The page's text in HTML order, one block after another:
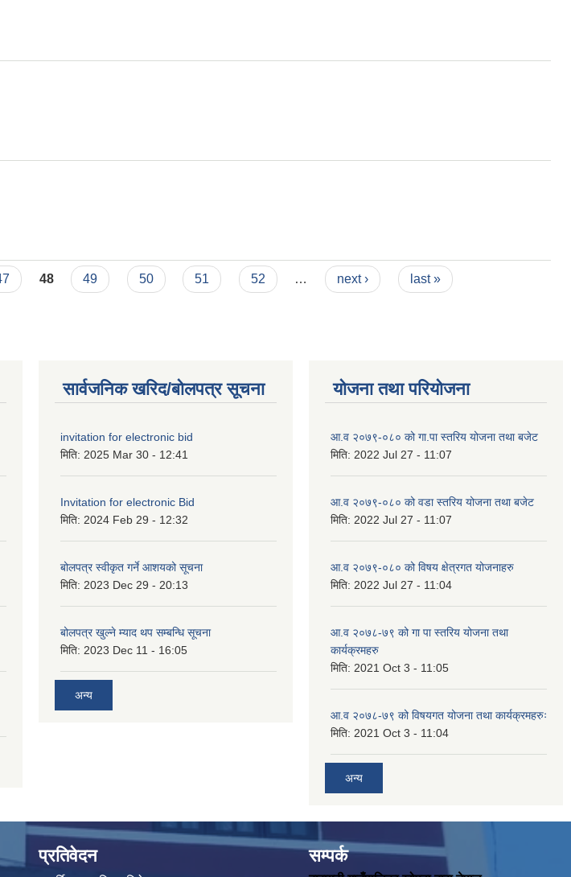
48 49 50 51 52 … next › last »
सार्वजनिक खरिद/बोलपत्र सूचना
invitation for electronic bid
मिति: 2025 Mar 30 - 12:41
Invitation for electronic Bid
मिति: 2024 Feb 29 - 12:32
बोलपत्र स्वीकृत गर्ने आशयको सूचना
मिति: 2023 Dec 29 - 20:13
बोलपत्र खुल्ने म्याद थप सम्बन्धि सूचना
मिति: 2023 Dec 11 - 16:05
अन्य
योजना तथा परियोजना
आ.व २०७९-०८० को गा.पा स्तरिय योजना तथा बजेट
मिति: 2022 Jul 27 - 11:07
आ.व २०७९-०८० को वडा स्तरिय योजना तथा बजेट
मिति: 2022 Jul 27 - 11:07
आ.व २०७९-०८० को विषय क्षेत्रगत योजनाहरु
मिति: 2022 Jul 27 - 11:04
आ.व २०७८-७९ को गा पा स्तरिय योजना तथा
कार्यक्रमहरु
मिति: 2021 Oct 3 - 11:05
आ.व २०७८-७९ को विषयगत योजना तथा कार्यक्रमहरुः
मिति: 2021 Oct 3 - 11:04
अन्य
प्रतिवेदन सम्पर्क